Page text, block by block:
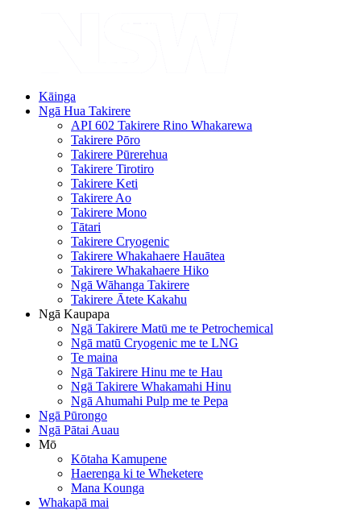
Kāinga
Ngā Hua Takirere
API 602 Takirere Rino Whakarewa
Takirere Pōro
Takirere Pūrerehua
Takirere Tirotiro
Takirere Keti
Takirere Ao
Takirere Mono
Tātari
Takirere Cryogenic
Takirere Whakahaere Hauātea
Takirere Whakahaere Hiko
Ngā Wāhanga Takirere
Takirere Ātete Kakahu
Ngā Kaupapa
Ngā Takirere Matū me te Petrochemical
Ngā matū Cryogenic me te LNG
Te maina
Ngā Takirere Hinu me te Hau
Ngā Takirere Whakamahi Hinu
Ngā Ahumahi Pulp me te Pepa
Ngā Pūrongo
Ngā Pātai Auau
Mō
Kōtaha Kamupene
Haerenga ki te Wheketere
Mana Kounga
Whakapā mai